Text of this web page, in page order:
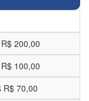
R$ 200,00
R$ 100,00
R$ 70,00